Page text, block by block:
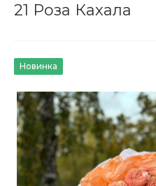
21 Роза Кахала
Новинка